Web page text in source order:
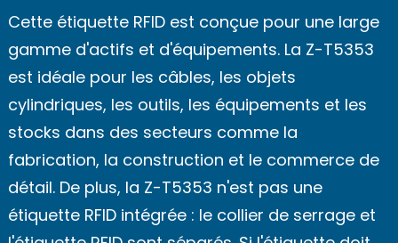
Cette étiquette RFID est conçue pour une large
gamme d'actifs et d'équipements. La Z-T5353
est idéale pour les câbles, les objets
cylindriques, les outils, les équipements et les
stocks dans des secteurs comme la
fabrication, la construction et le commerce de
détail. De plus, la Z-T5353 n'est pas une
étiquette RFID intégrée : le collier de serrage et